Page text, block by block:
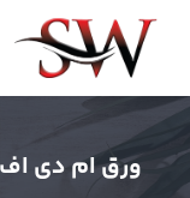
ورق ام دی